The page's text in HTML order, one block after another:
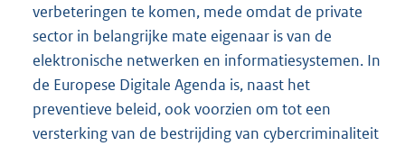
verbeteringen te komen, mede omdat de private
sector in belangrijke mate eigenaar is van de
elektronische netwerken en informatiesystemen. In
de Europese Digitale Agenda is, naast het
preventieve beleid, ook voorzien om tot een
versterking van de bestrijding van cybercriminaliteit